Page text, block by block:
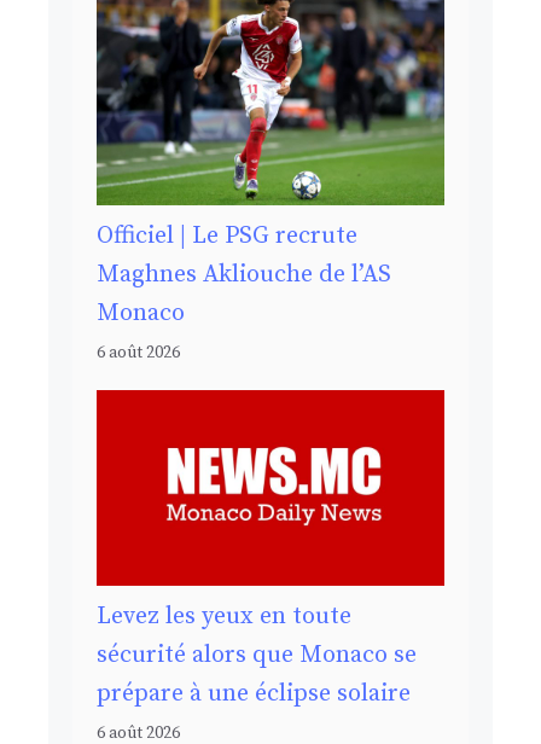
Officiel | Le PSG recrute
Maghnes Akliouche de l’AS
Monaco
6 août 2026
Levez les yeux en toute
sécurité alors que Monaco se
prépare à une éclipse solaire
6 août 2026